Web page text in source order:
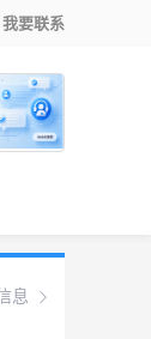
我要联系
息